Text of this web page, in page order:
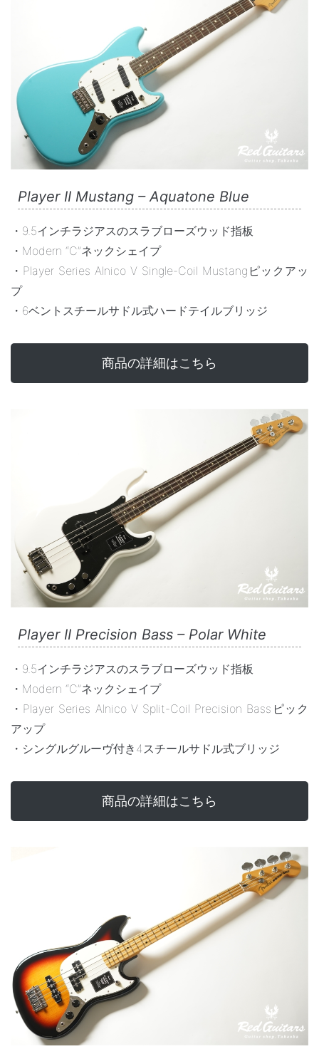
Player II Mustang – Aquatone Blue
・9.5インチラジアスのスラブローズウッド指板
・Modern “C”ネックシェイプ
・Player Series Alnico V Single-Coil Mustangピックアッ
プ
・6ベントスチールサドル式ハードテイルブリッジ
商品の詳細はこちら
Player II Precision Bass – Polar White
・9.5インチラジアスのスラブローズウッド指板
・Modern “C”ネックシェイプ
・Player Series Alnico V Split-Coil Precision Bassピック
アップ
・シングルグルーヴ付き4スチールサドル式ブリッジ
商品の詳細はこちら